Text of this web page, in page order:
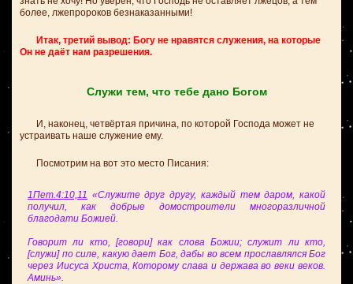
более, лжепророков безнаказанными!
Итак, третий вывод: Богу не нравятся служения, на которые
Он не даёт нам разрешения.
Служи тем, что тебе дано Богом
И, наконец, четвёртая причина, по которой Господа может не
устраивать наше служение ему.
Посмотрим на вот это место Писания:
1Пет.4:10,11 «Служите друг другу, каждый тем даром, какой
получил, как добрые домостроители многоразличной
благодати Божией.
Говорит ли кто, [говори] как слова Божии; служит ли кто,
[служи] по силе, какую дает Бог, дабы во всем прославлялся Бог
через Иисуса Христа, Которому слава и держава во веки веков.
Аминь».